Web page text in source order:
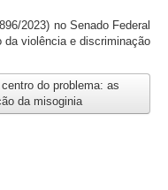
2023) no Senado Federal
da violência e discriminação
do problema: as
da misoginia